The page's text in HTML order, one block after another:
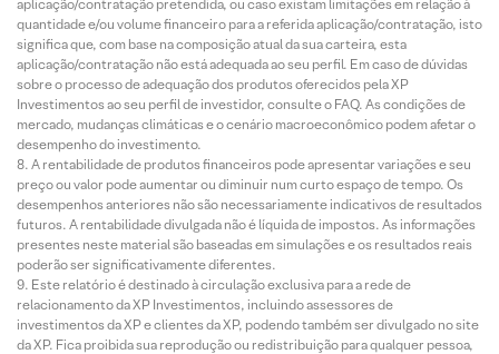
aplicação/contratação pretendida, ou caso existam limitações em relação à
quantidade e/ou volume financeiro para a referida aplicação/contratação, isto
significa que, com base na composição atual da sua carteira, esta
aplicação/contratação não está adequada ao seu perfil. Em caso de dúvidas
sobre o processo de adequação dos produtos oferecidos pela XP
Investimentos ao seu perfil de investidor, consulte o FAQ. As condições de
mercado, mudanças climáticas e o cenário macroeconômico podem afetar o
desempenho do investimento.
A rentabilidade de produtos financeiros pode apresentar variações e seu
preço ou valor pode aumentar ou diminuir num curto espaço de tempo. Os
desempenhos anteriores não são necessariamente indicativos de resultados
futuros. A rentabilidade divulgada não é líquida de impostos. As informações
presentes neste material são baseadas em simulações e os resultados reais
poderão ser significativamente diferentes.
Este relatório é destinado à circulação exclusiva para a rede de
relacionamento da XP Investimentos, incluindo assessores de
investimentos da XP e clientes da XP, podendo também ser divulgado no site
da XP. Fica proibida sua reprodução ou redistribuição para qualquer pessoa,